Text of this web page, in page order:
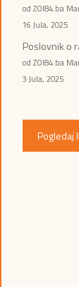
od ZOI84.ba
16 Jula, 2025
Poslovnik o
od ZOI84.ba
3 Jula, 2025
Pogledaj